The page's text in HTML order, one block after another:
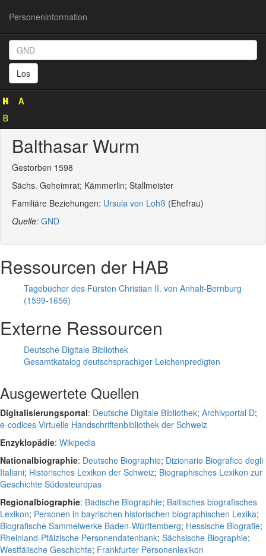
Personeninformation
Los
Personeninformation
104154195)
Balthasar Wurm
Gestorben 1598
Sächs. Geheimrat; Kämmerlin; Stallmeister
Familiäre Beziehungen: Ursula von Lohß (Ehefrau)
Quelle: GND
Ressourcen der HAB
Tagebücher des Fürsten Christian II. von Anhalt-Bernburg
(1599-1656)
Externe Ressourcen
Deutsche Digitale Bibliothek
Gesamtkatalog deutschsprachiger Leichenpredigten
Ausgewertete Quellen
Digitalisierungsportal: Deutsche Digitale Bibliothek; Archivportal D;
e-codices Virtuelle Handschriftenbibliothek der Schweiz
Enzyklopädie: Wikipedia
Nationalbiographie: Deutsche Biographie; Dizionario Biografico degli
Italiani; Historisches Lexikon der Schweiz; Biographisches Lexikon zur
Geschichte Südosteuropas
Regionalbiographie: Badische Biographie; Baltisches biografisches
Lexikon; Personen in bayrischen historischen biographischen Lexika;
Biografische Sammelwerke Baden-Württemberg; Hessische Biografie;
Rheinland-Pfälzische Personendatenbank; Sächsische Biographie;
Westfälische Geschichte; Frankfurter Personenlexikon